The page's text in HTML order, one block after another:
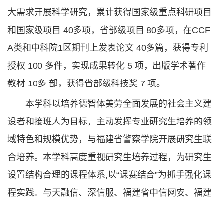
大需求开展科学研究，累计获得国家级重点科研项目
和国家级项目 40多项，省部级项目 80多项，在CCF
A类和中科院1区期刊上发表论文 40多篇，获得专利
授权 100 多件，实现成果转化 5 项，出版学术著作
教材 10多 部，获得省部级科技奖 7 项。
本学科以培养德智体美劳全面发展的社会主义建
设者和接班人为目标，主动发挥专业研究生培养的领
域特色和规模优势，与福建省警察学院开展研究生联
合培养。本学科高度重视研究生培养过程，为研究生
设置结构合理的课程体系,以“课赛结合”为抓手强化课
程实践。与天融信、深信服、福建省中信网安、福建